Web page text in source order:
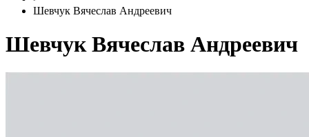
Шевчук Вячеслав Андреевич
Шевчук Вячеслав Андреевич